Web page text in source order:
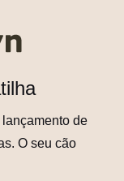
de
O seu cão